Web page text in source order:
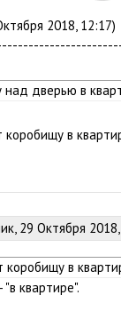
2018, 12:17)
над дверью в
коробищу в
29 Октября
коробищу в
"в квартире".